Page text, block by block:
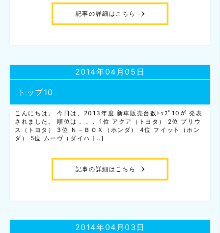
記事の詳細はこちら
トップ10
2014年04月05日
こんにちは。 今日は、2013年度 新車販売台数ﾄｯﾌﾟ10が 発表
されました。 順位は．．． 1位 アクア（トヨタ） 2位 プリウ
ス（トヨタ） 3位 Ｎ－ＢＯＸ（ホンダ） 4位 フイット（ホン
ダ） 5位 ムーヴ（ダイハ […]
記事の詳細はこちら
2014年04月03日